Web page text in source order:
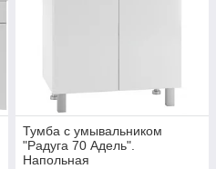
Тумба с умывальником
"Радуга 70 Адель".
Напольная